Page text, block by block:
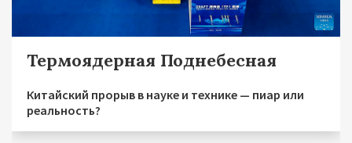
Термоядерная Поднебесная
Китайский прорыв в науке и технике — пиар или
реальность?